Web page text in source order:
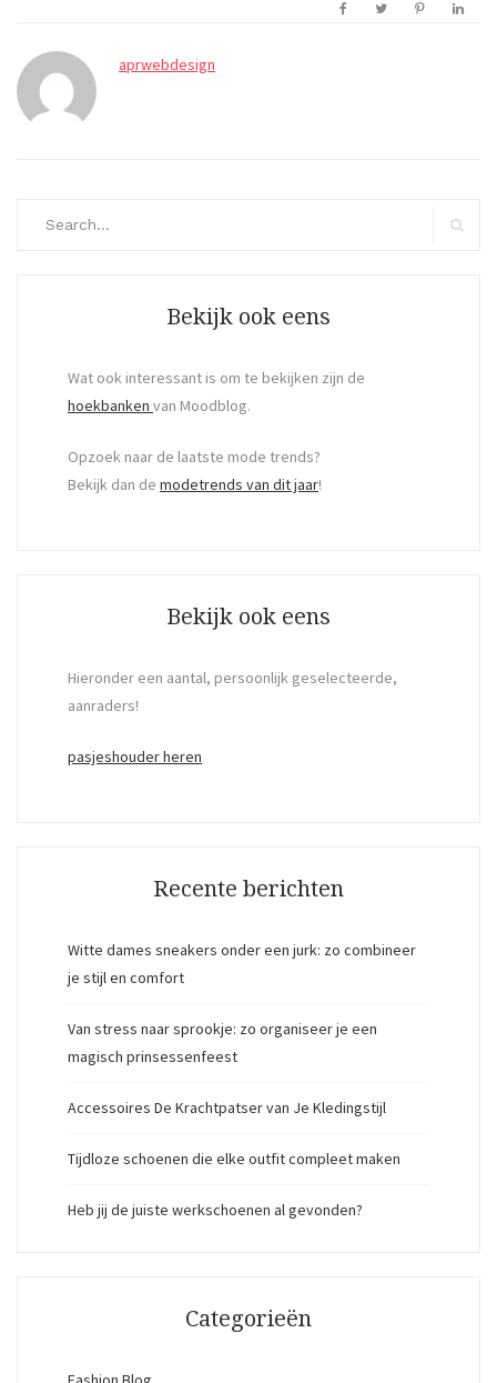
aprwebdesign
Bekijk ook eens
Wat ook interessant is om te bekijken zijn de
hoekbanken van Moodblog.
Opzoek naar de laatste mode trends?
Bekijk dan de modetrends van dit jaar!
Bekijk ook eens
Hieronder een aantal, persoonlijk geselecteerde,
aanraders!
pasjeshouder heren
Recente berichten
Witte dames sneakers onder een jurk: zo combineer
je stijl en comfort
Van stress naar sprookje: zo organiseer je een
magisch prinsessenfeest
Accessoires De Krachtpatser van Je Kledingstijl
Tijdloze schoenen die elke outfit compleet maken
Heb jij de juiste werkschoenen al gevonden?
Categorieën